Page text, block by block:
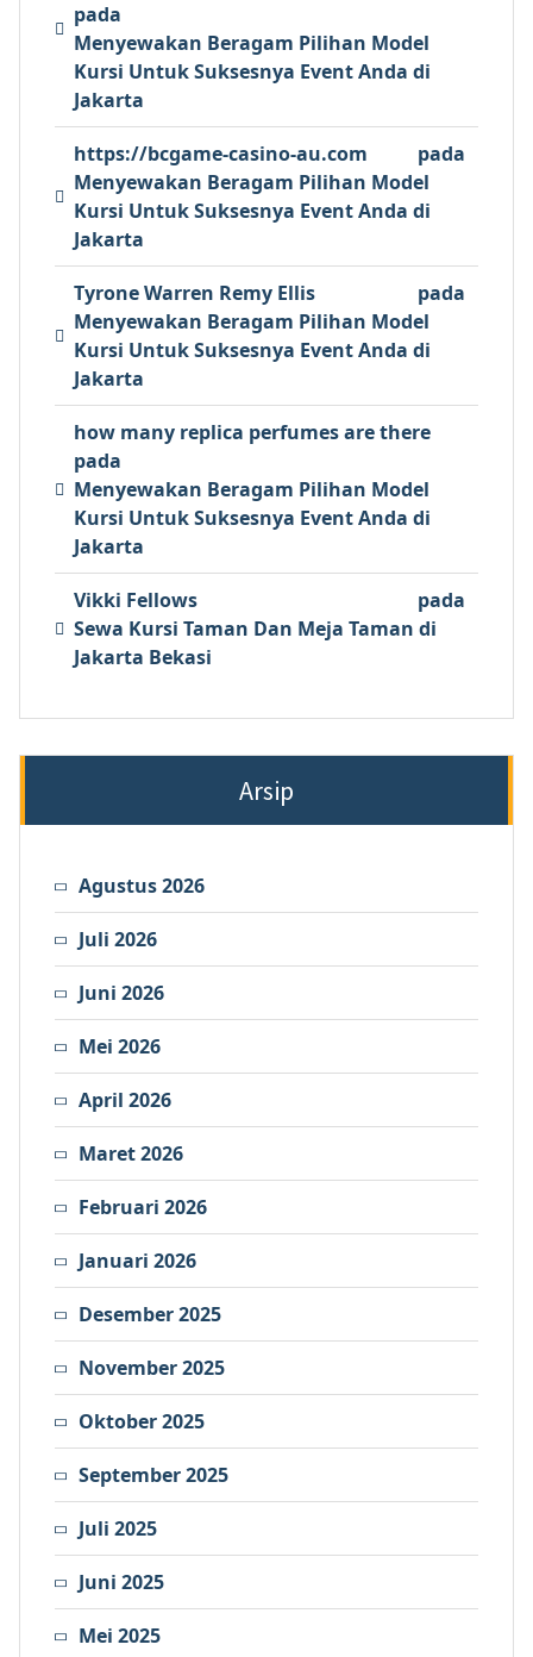
pada
Menyewakan Beragam Pilihan Model
Kursi Untuk Suksesnya Event Anda di
Jakarta
https://bcgame-casino-au.com
pada
Menyewakan Beragam Pilihan Model
Kursi Untuk Suksesnya Event Anda di
Jakarta
Tyrone Warren Remy Ellis
pada
Menyewakan Beragam Pilihan Model
Kursi Untuk Suksesnya Event Anda di
Jakarta
how many replica perfumes are there
pada
Menyewakan Beragam Pilihan Model
Kursi Untuk Suksesnya Event Anda di
Jakarta
Vikki Fellows
pada
Sewa Kursi Taman Dan Meja Taman di
Jakarta Bekasi
Arsip
Agustus 2026
Juli 2026
Juni 2026
Mei 2026
April 2026
Maret 2026
Februari 2026
Januari 2026
Desember 2025
November 2025
Oktober 2025
September 2025
Juli 2025
Juni 2025
Mei 2025